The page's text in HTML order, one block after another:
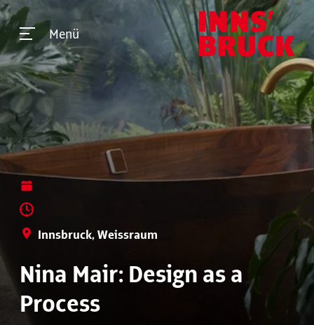
Menü
Innsbruck, Weissraum
Nina Mair: Design as a
Process